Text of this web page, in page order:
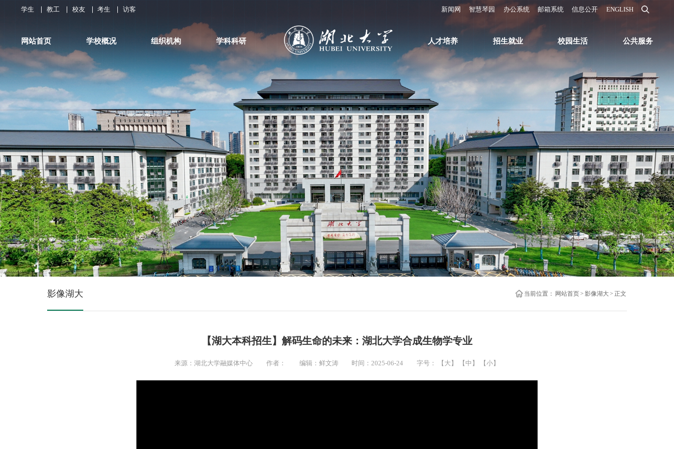
学生 教工 校友 考生 访客 新闻网 智慧琴园 办公系统 邮箱系统 信息公开 ENGLISH
网站首页 学校概况 组织机构 学科科研 人才培养 招生就业 校园生活 公共服务
影像湖大 当前位置： 网站首页> 影像湖大> 正文
【湖大本科招生】解码生命的未来：湖北大学合成生物学专业
来源：湖北大学融媒体中心 作者： 编辑：鲜文涛 时间：2025-06-24 字号： 【大】 【中】 【小】